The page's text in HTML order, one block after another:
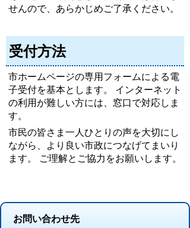
せんので、あらかじめご了承ください。
受付方法
市ホームページの専用フォームによる電
子受付を基本とします。 インターネット
の利用が難しい方には、窓口で対応しま
す。
市民の皆さま一人ひとりの声を大切にし
ながら、より良い市政につなげてまいり
ます。 ご理解とご協力をお願いします。
お問い合わせ先